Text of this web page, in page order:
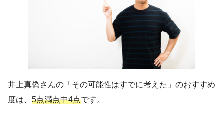
井上真偽さんの「その可能性はすでに考えた」のおすすめ
度は、 5点満点中4点です。